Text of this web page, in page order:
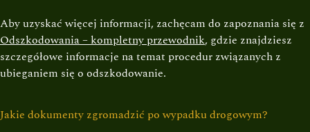
Aby uzyskać więcej informacji, zachęcam do zapoznania się z
Odszkodowania – kompletny przewodnik, gdzie znajdziesz
szczegółowe informacje na temat procedur związanych z
ubieganiem się o odszkodowanie.
Jakie dokumenty zgromadzić po wypadku drogowym?